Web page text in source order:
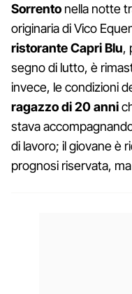
Sorrento nella notte
originaria di Vico
ristorante Capri Blu,
segno di lutto, è
invece, le condizioni
ragazzo di 20 anni
stava
di lavoro; il giovane è
prognosi riservata,